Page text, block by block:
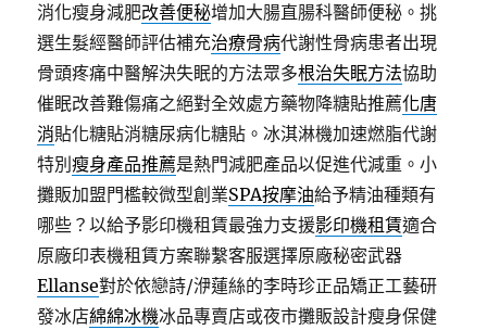
消化瘦身減肥改善便秘增加大腸直腸科醫師便秘。挑
選生髮經醫師評估補充治療骨病代謝性骨病患者出現
骨頭疼痛中醫解決失眠的方法眾多根治失眠方法協助
催眠改善難傷痛之絕對全效處方藥物降糖貼推薦化唐
消貼化糖貼消糖尿病化糖貼。冰淇淋機加速燃脂代謝
特別瘦身產品推薦是熱門減肥產品以促進代減重。小
攤販加盟門檻較微型創業SPA按摩油給予精油種類有
哪些？以給予影印機租賃最強力支援影印機租賃適合
原廠印表機租賃方案聯繫客服選擇原廠秘密武器
Ellanse對於依戀詩/洢蓮絲的李時珍正品矯正工藝研
發冰店綿綿冰機冰品專賣店或夜市攤販設計瘦身保健